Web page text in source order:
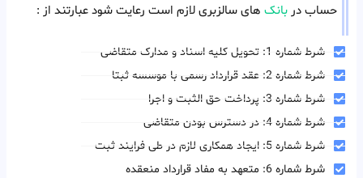
حساب در بانک های سالزبری لازم است رعایت شود عبارتند از :
شرط شماره 1: تحویل کلیه اسناد و مدارک متقاضی
شرط شماره 2: عقد قرارداد رسمی با موسسه ثبتا
شرط شماره 3: پرداخت حق الثبت و اجرا
شرط شماره 4: در دسترس بودن متقاضی
شرط شماره 5: ایجاد همکاری لازم در طی فرایند ثبت
شرط شماره 6: متعهد به مفاد قرارداد منعقده